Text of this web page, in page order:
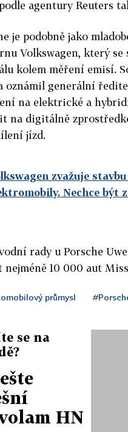
agentury Reuters
je podobně jako
Volkswagen, který
kolem měření emisí.
oznámil generální
na elektrické a
na digitálně
jízd.
zvažuje
Nechce být
rady u Porsche
nejméně 10 000 aut
průmysl
se na
HN